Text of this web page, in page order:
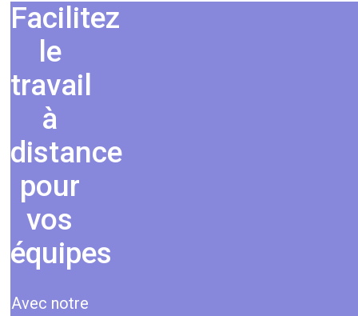
Facilitez
le
travail
à
distance
pour
vos
équipes
Avec notre